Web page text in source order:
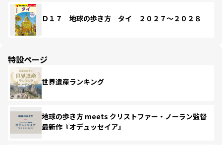
Ｄ１７ 地球の歩き方 タイ ２０２７～２０２８
特設ページ
世界遺産ランキング
地球の歩き方 meets クリストファー・ノーラン監督
最新作『オデュッセイア』